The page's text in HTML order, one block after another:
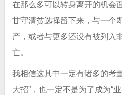
在那么多可以转身离开的机会
甘守清贫选择留下来，与一个
产，或者与更多还没有被列入
亡。
我相信这其中一定有诸多的考
大招”，也一定不是为了成为“